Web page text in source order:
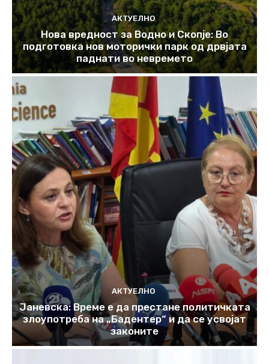
АКТУЕЛНО
Нова вредност за Водно и Скопје: Во
подготовка нов моторички парк од дрвјата
паднати во невремето
АКТУЕЛНО
Јаневска: Време е да престане политичката
злоупотреба на „Бадентер“ и да се усвојат
законите